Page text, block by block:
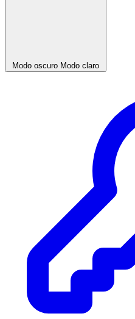
Modo oscuro Modo claro